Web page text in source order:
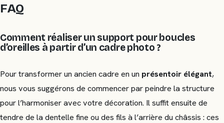
FAQ
Comment réaliser un support pour boucles
d’oreilles à partir d’un cadre photo ?
Pour transformer un ancien cadre en un présentoir élégant,
nous vous suggérons de commencer par peindre la structure
pour l’harmoniser avec votre décoration. Il suffit ensuite de
tendre de la dentelle fine ou des fils à l’arrière du châssis : ces